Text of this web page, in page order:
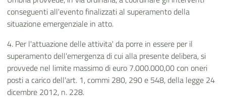
conseguenti all'evento finalizzati al superamento della
situazione emergenziale in atto.
4. Per l'attuazione delle attivita' da porre in essere per il
superamento dell'emergenza di cui alla presente delibera, si
provvede nel limite massimo di euro 7.000.000,00 con oneri
posti a carico dell'art. 1, commi 280, 290 e 548, della legge 24
dicembre 2012, n. 228.